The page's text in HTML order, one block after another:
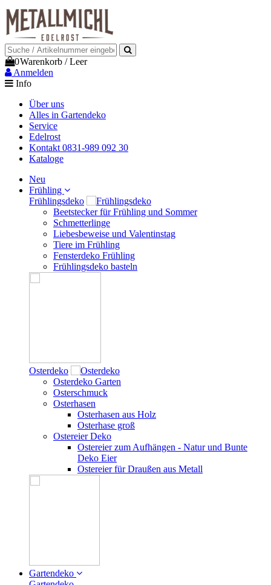
0Warenkorb /Leer
Anmelden
Info
Über uns
Alles in Gartendeko
Service
Edelrost
Kontakt 0831-989 092 30
Kataloge
Neu
Frühling
Frühlingsdeko
Beetstecker für Frühling und Sommer
Schmetterlinge
Liebesbeweise und Valentinstag
Tiere im Frühling
Fensterdeko Frühling
Frühlingsdeko basteln
Osterdeko
Osterdeko Garten
Osterschmuck
Osterhasen
Osterhasen aus Holz
Osterhase groß
Ostereier Deko
Ostereier zum Aufhängen - Natur und Bunte
Deko Eier
Ostereier für Draußen aus Metall
Gartendeko